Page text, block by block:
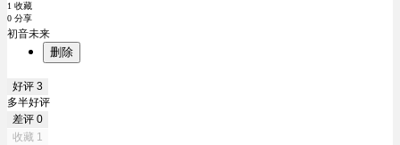
1 收藏
0 分享
初音未来
删除
好评 3
多半好评
差评 0
收藏 1